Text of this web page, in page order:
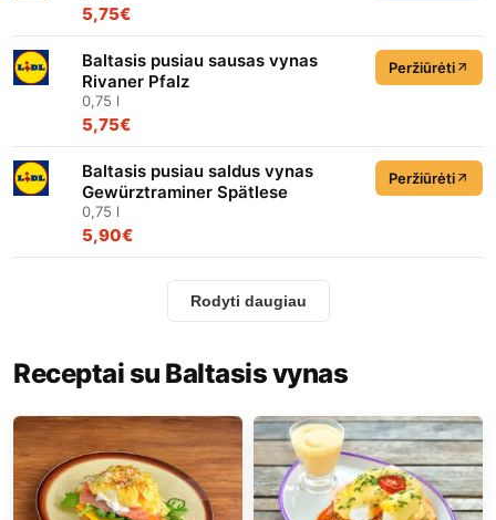
5,75€
Baltasis pusiau sausas vynas
Rivaner Pfalz
0,75 l
5,75€
Peržiūrėti
Baltasis pusiau saldus vynas
Gewürztraminer Spätlese
0,75 l
5,90€
Peržiūrėti
Rodyti daugiau
Receptai su Baltasis vynas